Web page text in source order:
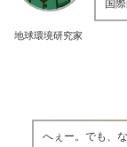
地球環境研究家
国
へぇー。でも、